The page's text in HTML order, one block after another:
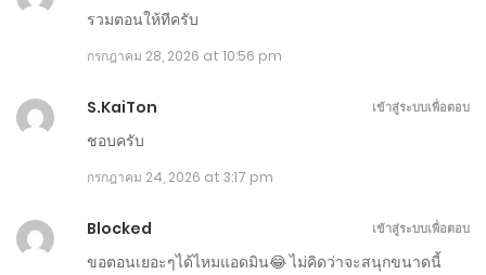
กรกฎาคม 27, 2026
ตอนที่ 201-210
กรกฎาคม 24, 2026
ตอนที่ 191-200
กรกฎาคม 20, 2026
ตอนที่ 180-190
รวมตอนให้ทีครับ
กรกฎาคม 28, 2026 at 10:56 pm
S.KaiTon
ชอบครับ
กรกฎาคม 24, 2026 at 3:17 pm
เข้าสู่ระบบเพื่อตอบ
Blocked
ขอตอนเยอะๆได้ไหมแอดมิน😂 ไม่คิดว่าจะสนุกขนาดนี้
เข้าสู่ระบบเพื่อตอบ